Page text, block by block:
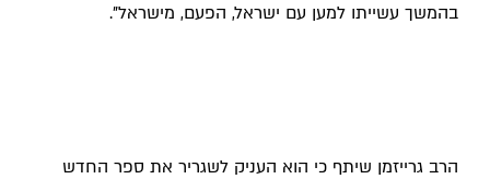
בהמשך עשייתו למען עם ישראל, הפעם, מישראל".